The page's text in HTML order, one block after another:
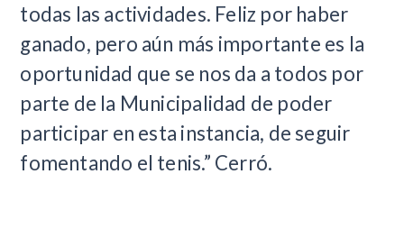
todas las actividades. Feliz por haber
ganado, pero aún más importante es la
oportunidad que se nos da a todos por
parte de la Municipalidad de poder
participar en esta instancia, de seguir
fomentando el tenis.” Cerró.